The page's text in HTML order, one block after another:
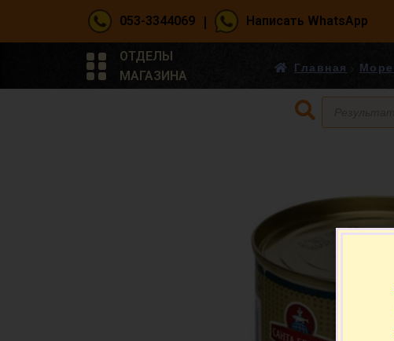
053-3344069 | Написать WhatsApp
ОТДЕЛЫ
МАГАЗИНА
Главная